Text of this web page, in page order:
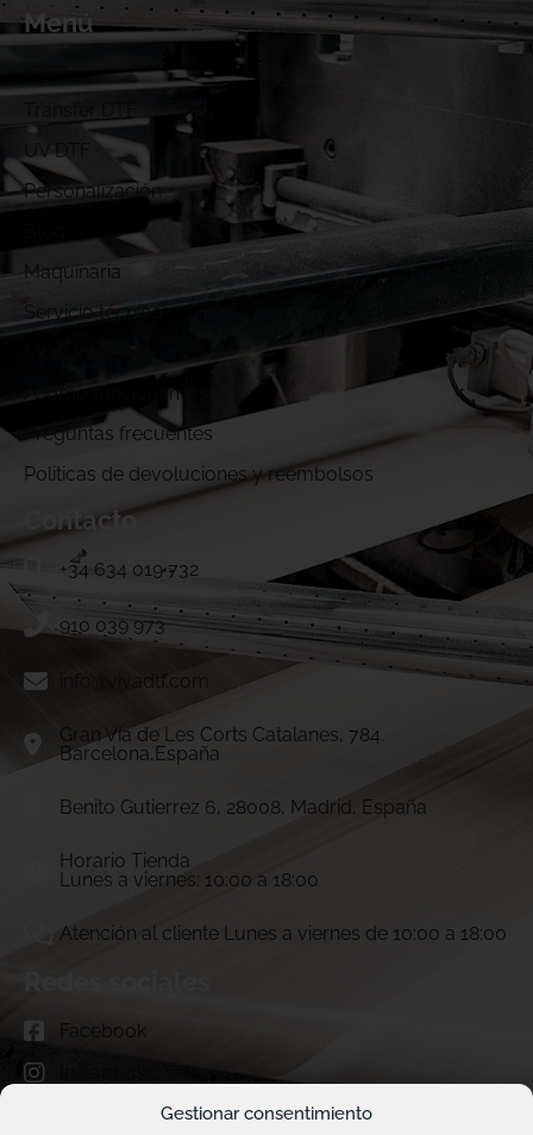
Gestionar consentimiento
Menú
UV DTF
Personalización
Maquinaria
Servicio técnico
¿Cómo funcionamos?
Preguntas frecuentes
Politicas de devoluciones y reembolsos
Contacto
+34 634 019 732
910 039 973
info@vivadtf.com
Gran Vía de Les Corts Catalanes, 784.
Barcelona,España
Benito Gutierrez 6, 28008, Madrid, España
Horario Tienda
Lunes a viernes: 10:00 a 18:00
Atención al cliente Lunes a viernes de 10:00 a 18:00
Facebook